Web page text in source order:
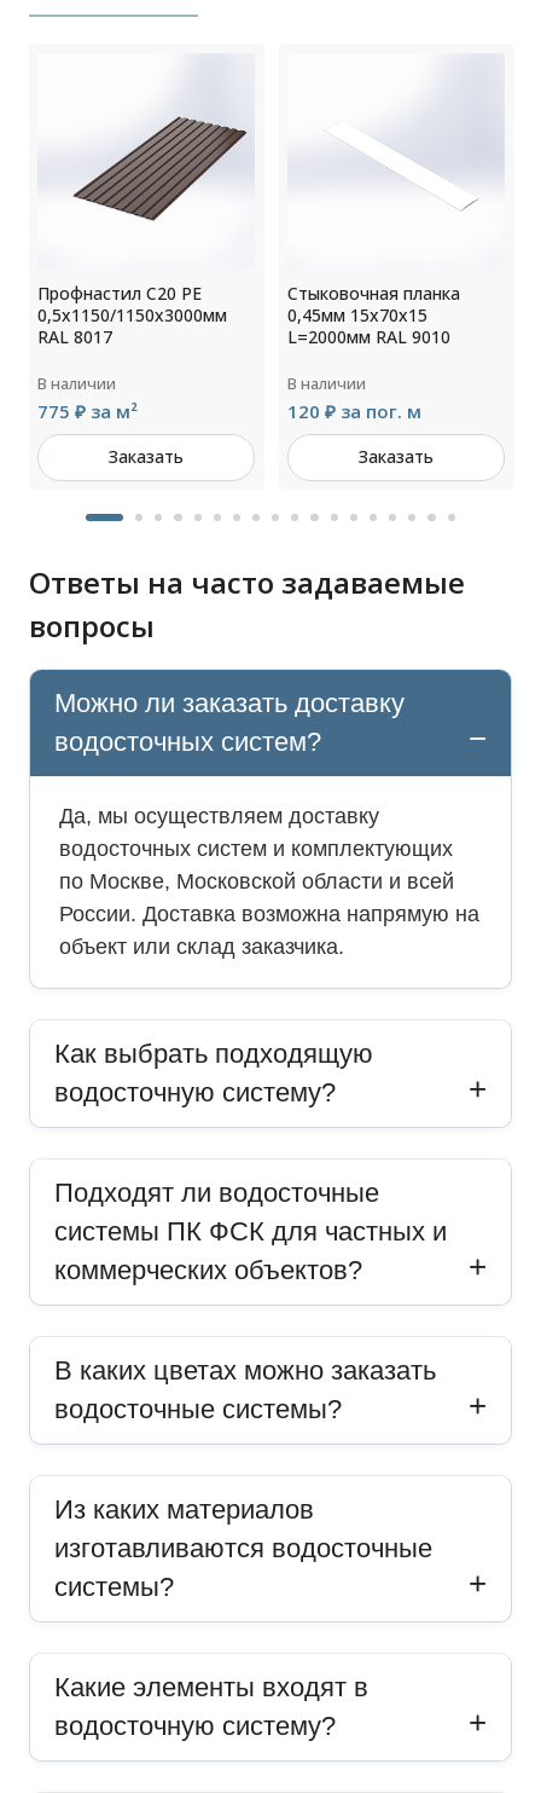
Профнастил С20 РЕ
0,5х1150/1150х3000мм
RAL 8017
В наличии
775 ₽ за м²
Заказать
Стыковочная планка
0,45мм 15х70х15
L=2000мм RAL 9010
В наличии
120 ₽ за пог. м
Заказать
Ответы на часто задаваемые
вопросы
Можно ли заказать доставку
водосточных систем?
Да, мы осуществляем доставку
водосточных систем и комплектующих
по Москве, Московской области и всей
России. Доставка возможна напрямую на
объект или склад заказчика.
Как выбрать подходящую
водосточную систему?
Подходят ли водосточные
системы ПК ФСК для частных и
коммерческих объектов?
В каких цветах можно заказать
водосточные системы?
Из каких материалов
изготавливаются водосточные
системы?
Какие элементы входят в
водосточную систему?